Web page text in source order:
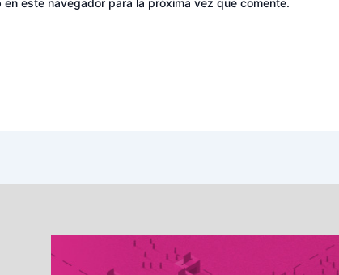
este navegador para la próxima vez que comente.